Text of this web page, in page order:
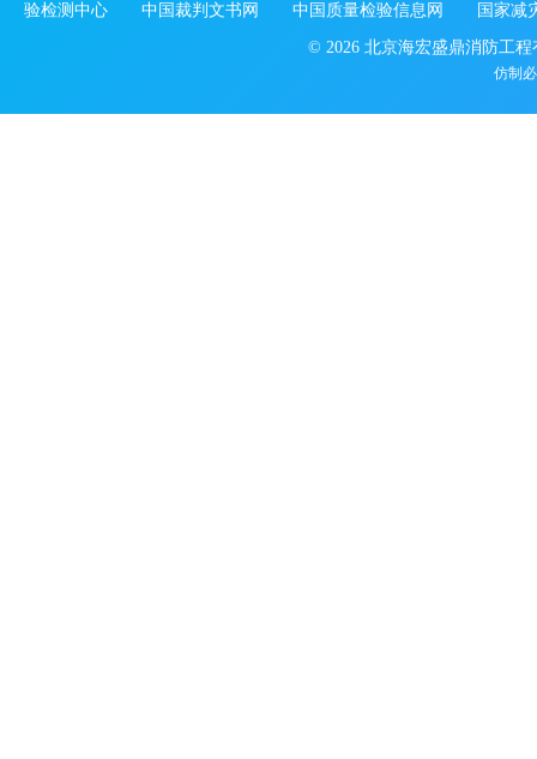
验检测中心
中国裁判文书网 中国质量检验信息网 国家减
© 2026 北京海宏盛鼎消防工
仿制